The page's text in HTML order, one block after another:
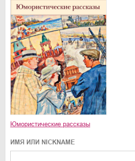
Юмористические рассказы
ИМЯ ИЛИ NICKNAME